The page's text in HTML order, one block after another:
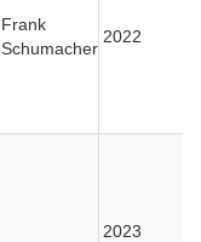
Frank
Schumacher
2022
2023